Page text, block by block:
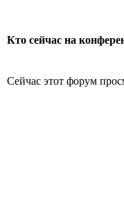
Кто сейчас на
Сейчас этот форум